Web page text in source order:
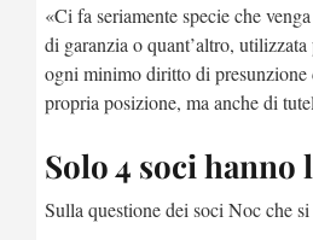
«Ci fa seriamente specie che
di garanzia o quant’altro,
ogni minimo diritto di
propria posizione, ma anche di
Solo 4 soci hanno
Sulla questione dei soci Noc che